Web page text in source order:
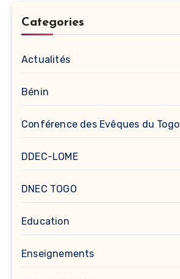
Categories
Actualités
Bénin
Conférence des Evêques du Togo
DDEC-LOME
DNEC TOGO
Education
Enseignements